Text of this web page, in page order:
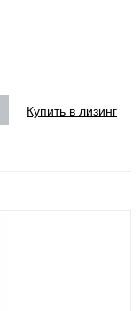
Купить в лизинг